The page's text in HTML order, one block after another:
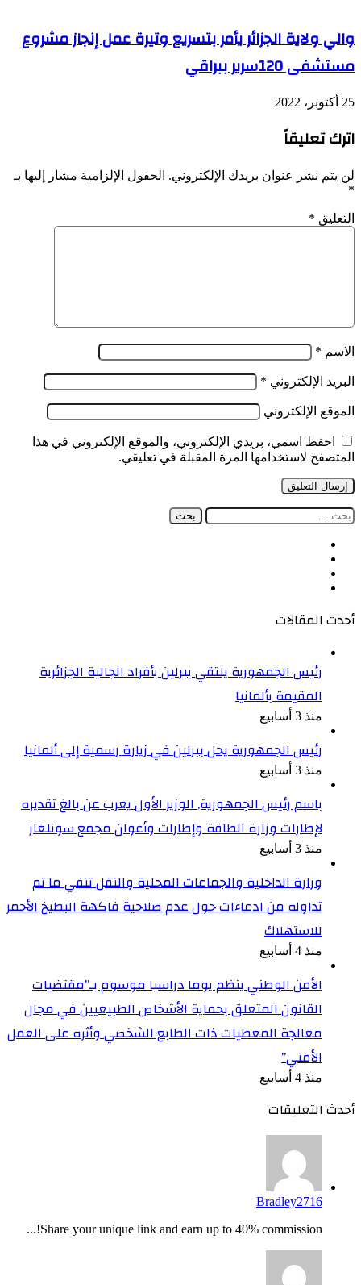
والي ولاية الجزائر يأمر بتسريع وتيرة عمل إنجاز مشروع
مستشفى 120سرير ببراقي
25 أكتوبر، 2022
اترك تعليقاً
لن يتم نشر عنوان بريدك الإلكتروني. الحقول الإلزامية مشار إليها بـ
*
التعليق *
الاسم *
البريد الإلكتروني *
الموقع الإلكتروني
احفظ اسمي، بريدي الإلكتروني، والموقع الإلكتروني في هذا
المتصفح لاستخدامها المرة المقبلة في تعليقي.
البحث
أحدث المقالات
رئيس الجمهورية يلتقي ببرلين بأفراد الجالية الجزائرية
المقيمة بألمانيا
منذ 3 أسابيع
رئيس الجمهورية يحل ببرلين في زيارة رسمية إلى ألمانيا
منذ 3 أسابيع
باسم رئيس الجمهورية, الوزير الأول يعرب عن بالغ تقديره
لإطارات وزارة الطاقة وإطارات وأعوان مجمع سونلغاز
منذ 3 أسابيع
وزارة الداخلية والجماعات المحلية والنقل تنفي ما تم
تداوله من ادعاءات حول عدم صلاحية فاكهة البطيخ الأحمر
للاستهلاك
منذ 4 أسابيع
الأمن الوطني ينظم يوما دراسيا موسوم بـ”مقتضيات
القانون المتعلق بحماية الأشخاص الطبيعيين في مجال
معالجة المعطيات ذات الطابع الشخصي وأثره على العمل
الأمني”
منذ 4 أسابيع
أحدث التعليقات
Bradley2716
Share your unique link and earn up to 40% commission!...